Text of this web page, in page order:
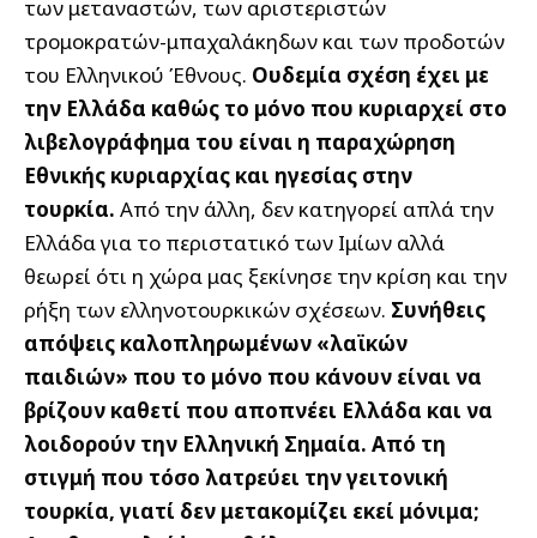
των μεταναστών, των αριστεριστών
τρομοκρατών-μπαχαλάκηδων και των προδοτών
του Ελληνικού Έθνους. Ουδεμία σχέση έχει με
την Ελλάδα καθώς το μόνο που κυριαρχεί στο
λιβελογράφημα του είναι η παραχώρηση
Εθνικής κυριαρχίας και ηγεσίας στην
τουρκία. Από την άλλη, δεν κατηγορεί απλά την
Ελλάδα για το περιστατικό των Ιμίων αλλά
θεωρεί ότι η χώρα μας ξεκίνησε την κρίση και την
ρήξη των ελληνοτουρκικών σχέσεων. Συνήθεις
απόψεις καλοπληρωμένων «λαϊκών
παιδιών» που το μόνο που κάνουν είναι να
βρίζουν καθετί που αποπνέει Ελλάδα και να
λοιδορούν την Ελληνική Σημαία. Από τη
στιγμή που τόσο λατρεύει την γειτονική
τουρκία, γιατί δεν μετακομίζει εκεί μόνιμα;